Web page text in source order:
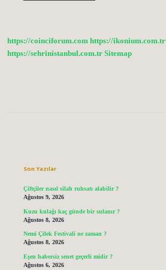
https://coinciforum.com https://ikonium.com.tr
https://sehrinistanbul.com.tr Sitemap
Son Yazılar
Çiftçiler nasıl silah ruhsatı alabilir ?
Ağustos 9, 2026
Kuzu kulağı kaç günde bir sulanır ?
Ağustos 8, 2026
Nemi Çilek Festivali ne zaman ?
Ağustos 8, 2026
Eşen habersiz senet geçerli midir ?
Ağustos 6, 2026